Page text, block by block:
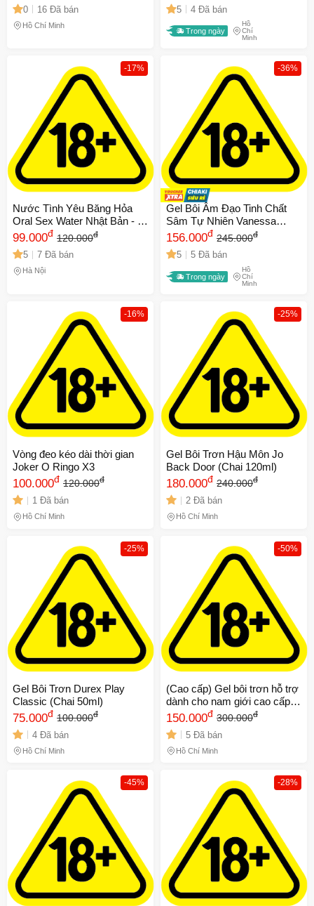
0 16 Đã bán
Hồ Chí Minh
5 4 Đã bán
Trong ngày
Hồ
Chí
Minh
-17%
Nước Tình Yêu Băng Hỏa
Oral Sex Water Nhật Bản - 4
gói
99.000đ 120.000đ
5 7 Đã bán
Hà Nội
-36%
Gel Bôi Âm Đạo Tinh Chất
Sâm Tự Nhiên Vanessa
200ml - Bôi Trơn
156.000đ 245.000đ
5 5 Đã bán
Trong ngày
Hồ
Chí
Minh
-16%
Vòng đeo kéo dài thời gian
Joker O Ringo X3
100.000đ 120.000đ
1 Đã bán
Hồ Chí Minh
-25%
Gel Bôi Trơn Hậu Môn Jo
Back Door (Chai 120ml)
180.000đ 240.000đ
2 Đã bán
Hồ Chí Minh
-25%
Gel Bôi Trơn Durex Play
Classic (Chai 50ml)
75.000đ 100.000đ
4 Đã bán
Hồ Chí Minh
-50%
(Cao cấp) Gel bôi trơn hỗ trợ
dành cho nam giới cao cấp
New Procomil Spray | Chai
45ml Chính hãng
150.000đ 300.000đ
5 Đã bán
Hồ Chí Minh
-45% -28%